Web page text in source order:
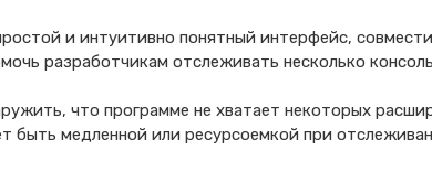
и интуитивно понятный интерфейс,
разработчикам отслеживать несколько
что программе не хватает некоторых
медленной или ресурсоемкой при